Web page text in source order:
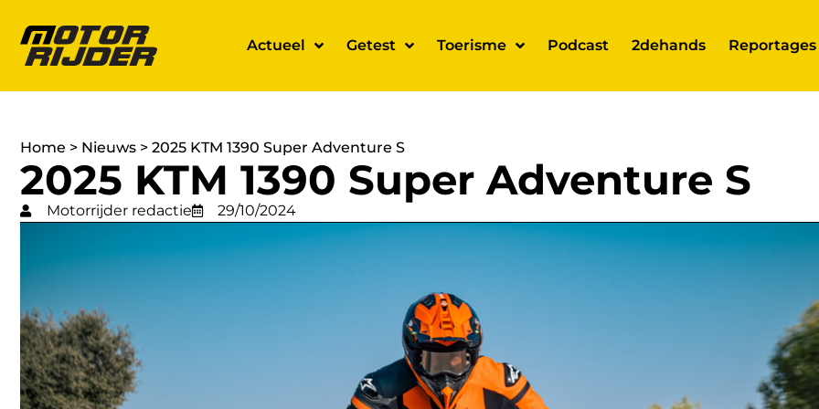
Actueel Getest Toerisme Podcast 2dehands Reportages
Home > Nieuws > 2025 KTM 1390 Super Adventure S
2025 KTM 1390 Super Adventure S
Motorrijder redactie 29/10/2024